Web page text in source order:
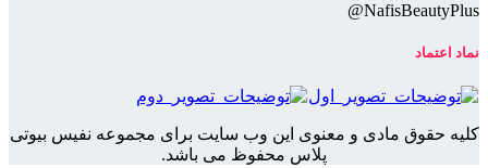
NafisBeautyPlus@
نماد اعتماد
کلیه حقوق مادی و معنوی این وب سایت برای مجموعه نفیس بیوتی
پلاس محفوظ می باشد.